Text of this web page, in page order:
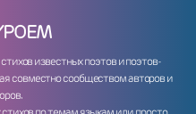
POEM
известных поэтов и поэтов-
совместно сообществом авторов и